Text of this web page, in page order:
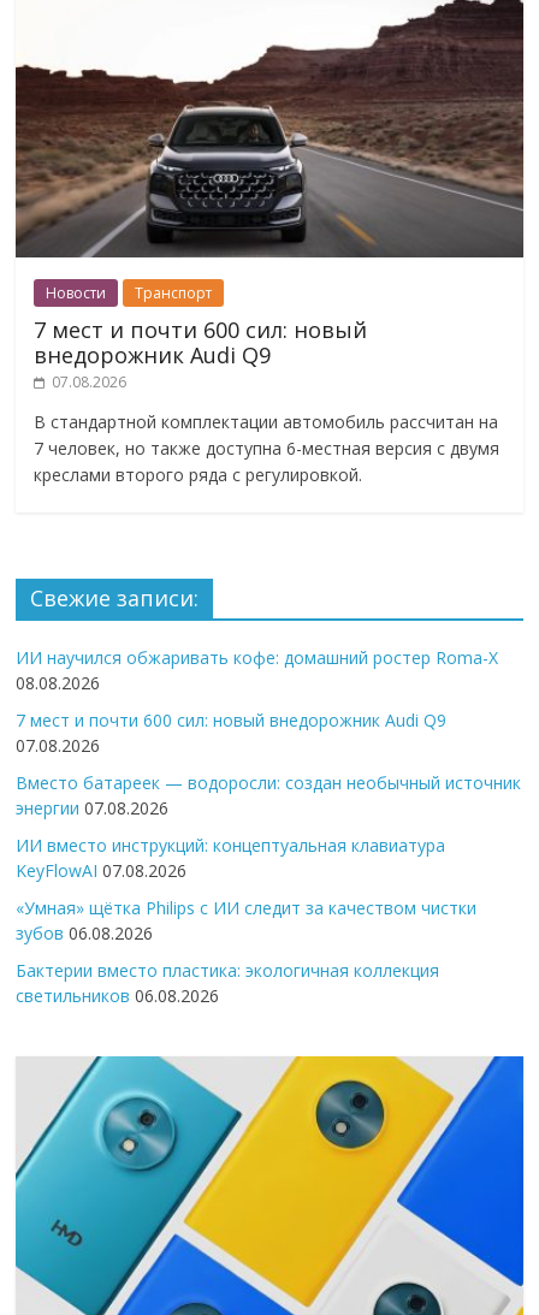
Новости Транспорт
7 мест и почти 600 сил: новый
внедорожник Audi Q9
07.08.2026
В стандартной комплектации автомобиль рассчитан на
7 человек, но также доступна 6-местная версия с двумя
креслами второго ряда с регулировкой.
Свежие записи:
ИИ научился обжаривать кофе: домашний ростер Roma-X
08.08.2026
7 мест и почти 600 сил: новый внедорожник Audi Q9
07.08.2026
Вместо батареек — водоросли: создан необычный источник
энергии 07.08.2026
ИИ вместо инструкций: концептуальная клавиатура
KeyFlowAI 07.08.2026
«Умная» щётка Philips с ИИ следит за качеством чистки
зубов 06.08.2026
Бактерии вместо пластика: экологичная коллекция
светильников 06.08.2026